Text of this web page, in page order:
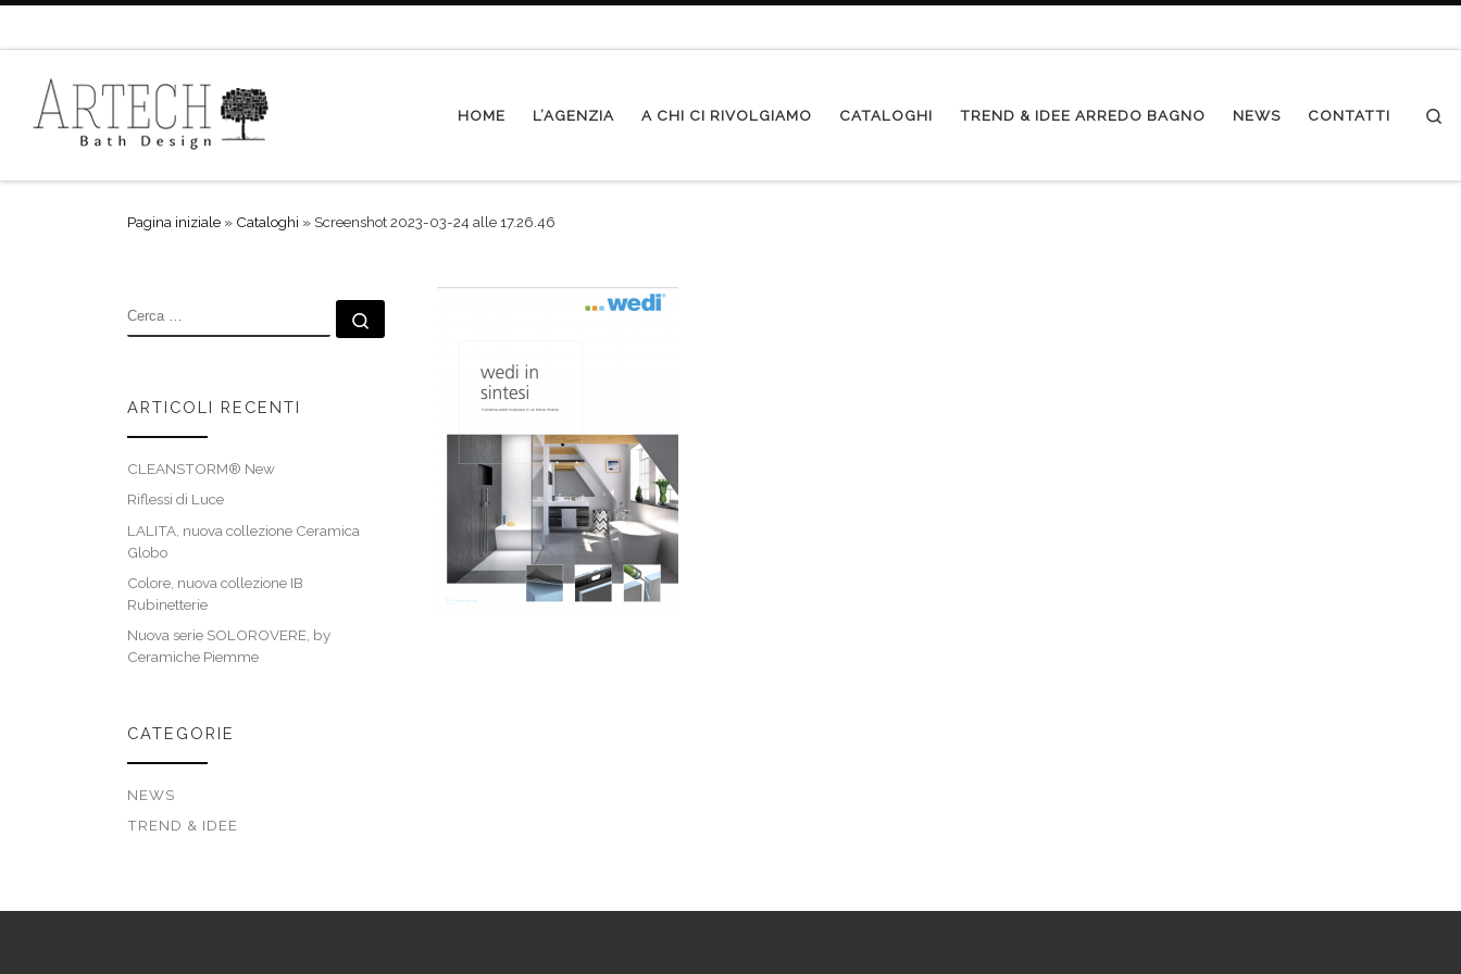
HOME L’AGENZIA A CHI CI RIVOLGIAMO CATALOGHI TREND & IDEE ARREDO BAGNO NEWS CONTATTI
Pagina iniziale » Cataloghi » Screenshot 2023-03-24 alle 17.26.46
CERCA
ARTICOLI RECENTI
CLEANSTORM® New
Riflessi di Luce
LALITA, nuova collezione Ceramica
Globo
Colore, nuova collezione IB
Rubinetterie
Nuova serie SOLOROVERE, by
Ceramiche Piemme
CATEGORIE
NEWS
TREND & IDEE